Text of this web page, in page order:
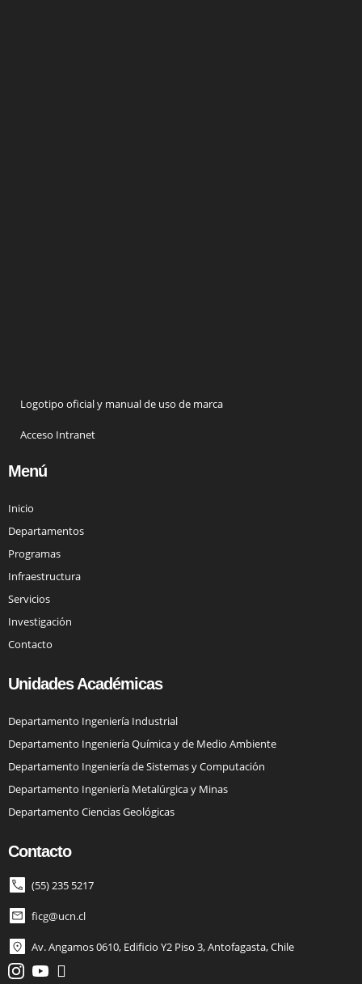
Logotipo oficial y manual de uso de marca
Acceso Intranet
Menú
Inicio
Departamentos
Programas
Infraestructura
Servicios
Investigación
Contacto
Unidades Académicas
Departamento Ingeniería Industrial
Departamento Ingeniería Química y de Medio Ambiente
Departamento Ingeniería de Sistemas y Computación
Departamento Ingeniería Metalúrgica y Minas
Departamento Ciencias Geológicas
Contacto
(55) 235 5217
ficg@ucn.cl
Av. Angamos 0610, Edificio Y2 Piso 3, Antofagasta, Chile